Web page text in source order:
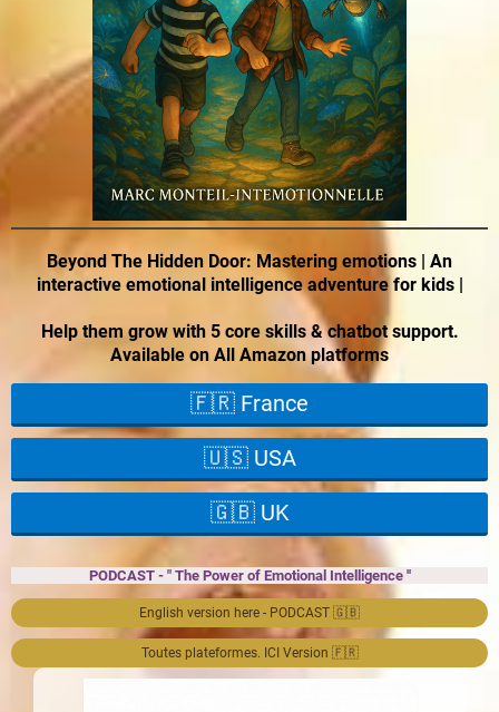
Beyond The Hidden Door: Mastering emotions | An
interactive emotional intelligence adventure for kids |
Help them grow with 5 core skills & chatbot support.
Available on All Amazon platforms
🇫🇷 France
🇺🇸 USA
🇬🇧 UK
PODCAST - " The Power of Emotional Intelligence ''
English version here - PODCAST 🇬🇧
Toutes plateformes. ICI Version 🇫🇷